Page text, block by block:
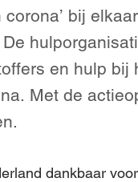
bij
en hulp bij
Met de
dankbaar